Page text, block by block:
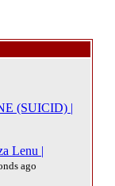
(SUICID) |
Lenu |
ago